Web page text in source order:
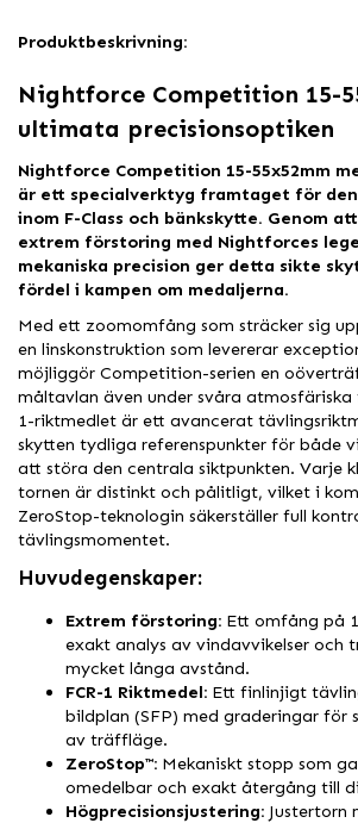
Produktbeskrivning:
Nightforce Competition 15-
ultimata precisionsoptiken
Nightforce Competition 15-55x52mm
är ett specialverktyg framtaget för
inom F-Class och bänkskytte. Genom
extrem förstoring med Nightforces
mekaniska precision ger detta sikte
fördel i kampen om medaljerna.
Med ett zoomomfång som sträcker sig
en linskonstruktion som levererar
möjliggör Competition-serien en
måltavlan även under svåra atmosfäriska
1-riktmedlet är ett avancerat
skytten tydliga referenspunkter för både
att störa den centrala siktpunkten. Varje
tornen är distinkt och pålitligt, vilket i
ZeroStop-teknologin säkerställer full
tävlingsmomentet.
Huvudegenskaper:
Extrem förstoring: Ett omfång på
exakt analys av vindavvikelser och
mycket långa avstånd.
FCR-1 Riktmedel: Ett finlinjigt
bildplan (SFP) med graderingar för
av träffläge.
ZeroStop™: Mekaniskt stopp som
omedelbar och exakt återgång till
Högprecisionsjustering: Justertorn